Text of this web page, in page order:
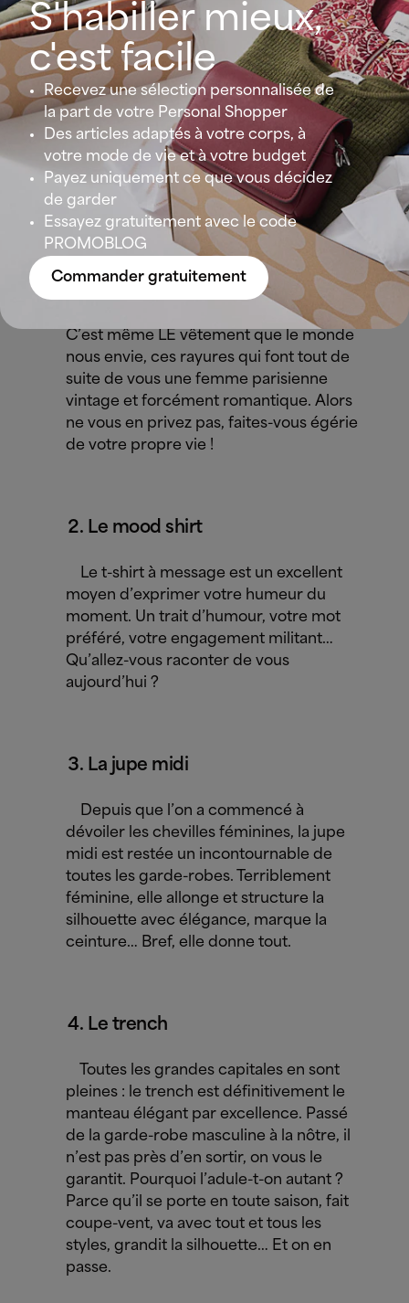
On vous entraîne aujourd’hui à notre suite dans
notre sélection de LA capsule wardrobe
printemps-été 2020. Des classiques, des tons frais
et colorés, voici les 10 vêtements qui vont
marquer votre saison.
La marinière
On l’a déjà dit et on ne s’en lasse pas : la
marinière est une pièce essentielle, et ce,
quelle que soit la période de l’année.
C’est même LE vêtement que le monde
nous envie, ces rayures qui font tout de
suite de vous une femme parisienne
vintage et forcément romantique. Alors
ne vous en privez pas, faites-vous égérie
de votre propre vie !
Le mood shirt
Le t-shirt à message est un excellent
moyen d’exprimer votre humeur du
moment. Un trait d’humour, votre mot
préféré, votre engagement militant…
Qu’allez-vous raconter de vous
aujourd’hui ?
La jupe midi
Depuis que l’on a commencé à
dévoiler les chevilles féminines, la jupe
midi est restée un incontournable de
toutes les garde-robes. Terriblement
féminine, elle allonge et structure la
silhouette avec élégance, marque la
ceinture… Bref, elle donne tout.
Le trench
Toutes les grandes capitales en sont
pleines : le trench est définitivement le
manteau élégant par excellence. Passé
de la garde-robe masculine à la nôtre, il
n’est pas près d’en sortir, on vous le
garantit. Pourquoi l’adule-t-on autant ?
Parce qu’il se porte en toute saison, fait
coupe-vent, va avec tout et tous les
styles, grandit la silhouette… Et on en
passe.
S'habiller mieux,
c'est facile
Recevez une sélection personnalisée de
la part de votre Personal Shopper
Des articles adaptés à votre corps, à
votre mode de vie et à votre budget
Payez uniquement ce que vous décidez
de garder
Essayez gratuitement avec le code
PROMOBLOG
Commander gratuitement